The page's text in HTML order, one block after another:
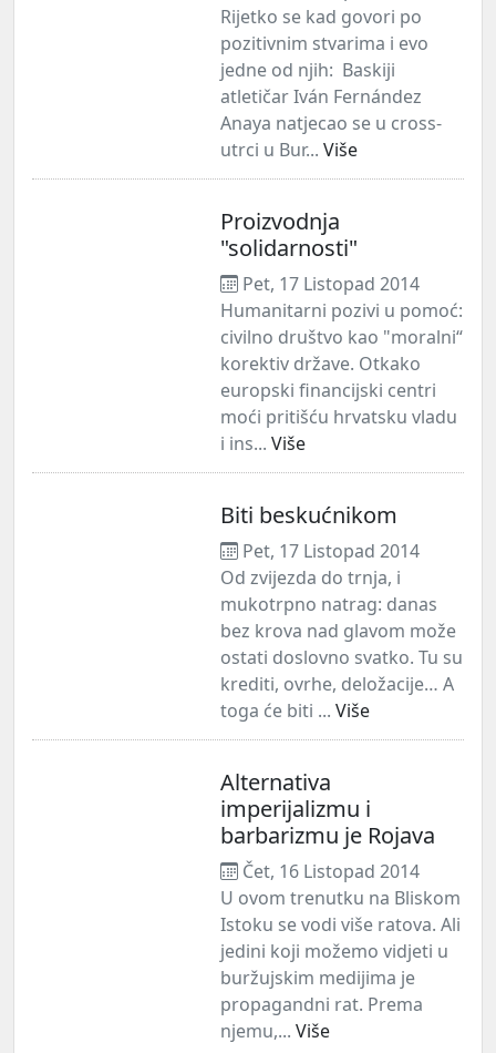
Rijetko se kad govori po
pozitivnim stvarima i evo
jedne od njih: Baskiji
atletičar Iván Fernández
Anaya natjecao se u cross-
utrci u Bur... Više
Proizvodnja
"solidarnosti"
Pet, 17 Listopad 2014
Humanitarni pozivi u pomoć:
civilno društvo kao "moralni“
korektiv države. Otkako
europski financijski centri
moći pritišću hrvatsku vladu
i ins... Više
Biti beskućnikom
Pet, 17 Listopad 2014
Od zvijezda do trnja, i
mukotrpno natrag: danas
bez krova nad glavom može
ostati doslovno svatko. Tu su
krediti, ovrhe, deložacije… A
toga će biti ... Više
Alternativa
imperijalizmu i
barbarizmu je Rojava
Čet, 16 Listopad 2014
U ovom trenutku na Bliskom
Istoku se vodi više ratova. Ali
jedini koji možemo vidjeti u
buržujskim medijima je
propagandni rat. Prema
njemu,... Više